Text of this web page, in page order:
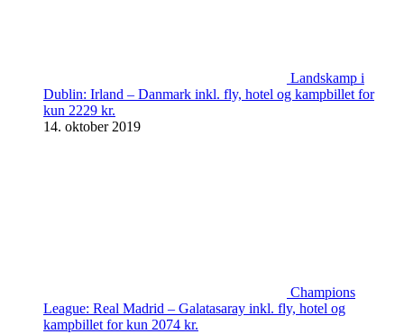
Landskamp i
Dublin: Irland – Danmark inkl. fly, hotel og kampbillet for
kun 2229 kr.
14. oktober 2019
Champions
League: Real Madrid – Galatasaray inkl. fly, hotel og
kampbillet for kun 2074 kr.